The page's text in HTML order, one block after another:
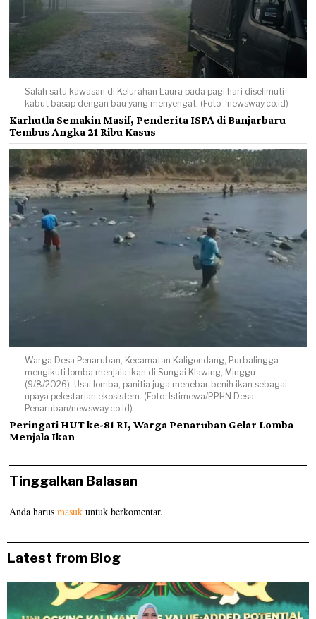
Salah satu kawasan di Kelurahan Laura pada pagi hari diselimuti
kabut basap dengan bau yang menyengat. (Foto : newsway.co.id)
Karhutla Semakin Masif, Penderita ISPA di Banjarbaru
Tembus Angka 21 Ribu Kasus
Warga Desa Penaruban, Kecamatan Kaligondang, Purbalingga
mengikuti lomba menjala ikan di Sungai Klawing, Minggu
(9/8/2026). Usai lomba, panitia juga menebar benih ikan sebagai
upaya pelestarian ekosistem. (Foto: Istimewa/PPHN Desa
Penaruban/newsway.co.id)
Peringati HUT ke-81 RI, Warga Penaruban Gelar Lomba
Menjala Ikan
Tinggalkan Balasan
Anda harusmasuk untuk berkomentar.
Latest from Blog